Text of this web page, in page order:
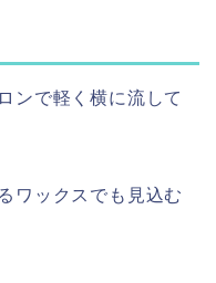
ンで軽く横に流して
ワックスでも見込む